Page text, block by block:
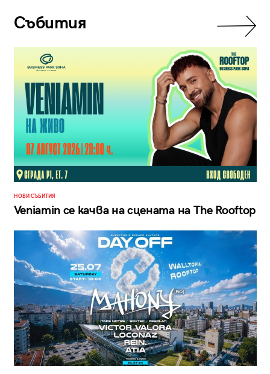
Събития
НОВИ СЪБИТИЯ
Veniamin се качва на сцената на The Rooftop